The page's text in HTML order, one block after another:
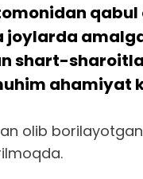
joylarda
shart-
ahamiyat
olib